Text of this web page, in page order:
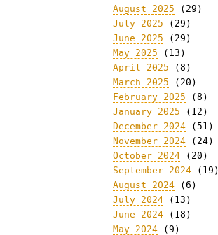
August 2025 (29)
July 2025 (29)
June 2025 (29)
May 2025 (13)
April 2025 (8)
March 2025 (20)
February 2025 (8)
January 2025 (12)
December 2024 (51)
November 2024 (24)
October 2024 (20)
September 2024 (19)
August 2024 (6)
July 2024 (13)
June 2024 (18)
May 2024 (9)